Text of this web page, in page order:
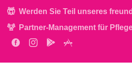
Werden Sie Teil unseres
Partner-Management für